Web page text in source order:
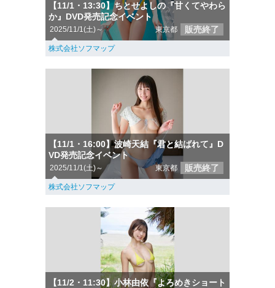
【11/1・13:30】ちとせよしの『甘くてやわら
か』DVD発売記念イベント
2025/11/1(土)～ 東京都 販売終了
株式会社ソフマップ
【11/1・16:00】波崎天結『君と結ばれて』D
VD発売記念イベント
2025/11/1(土)～ 東京都 販売終了
株式会社ソフマップ
【11/2・11:30】小林由依『よろめきショート